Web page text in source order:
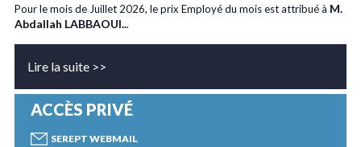
Pour le mois de Juillet 2026, le prix Employé du mois est attribué à M.
Abdallah LABBAOUI...
Lire la suite >>
ACCÈS PRIVÉ
SEREPT WEBMAIL